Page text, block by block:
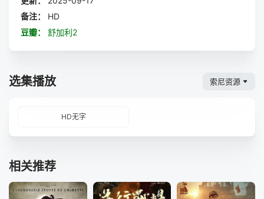
备注：
HD
豆瓣：
舒加利2
选集播放 索尼资源
HD无字
相关推荐